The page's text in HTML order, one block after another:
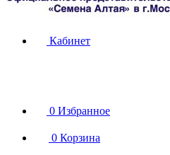
Кабинет
0 Избранное
0 Корзина